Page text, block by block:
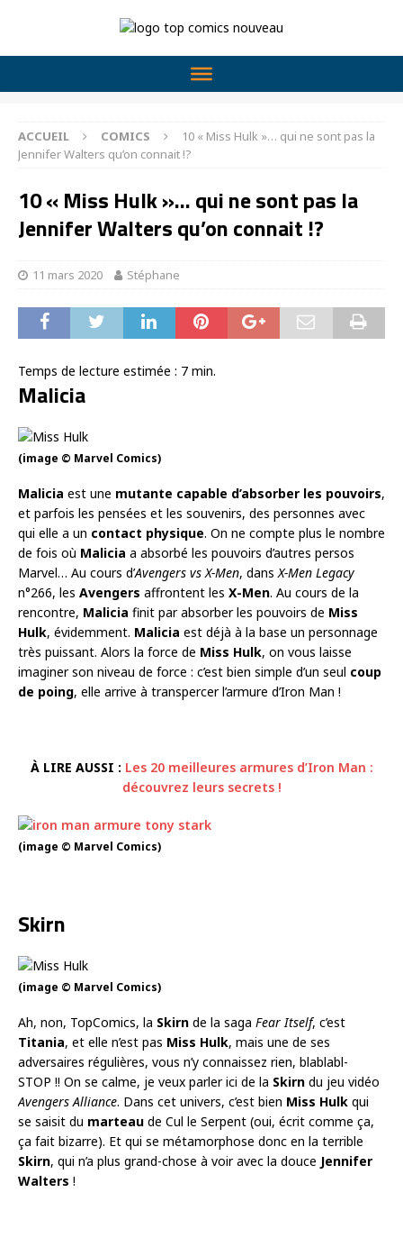
ACCUEIL COMICS
10 « Miss Hulk »… qui ne sont pas la
Jennifer Walters qu’on connait !?
10 « Miss Hulk »… qui ne sont pas la
Jennifer Walters qu’on connait !?
11 mars 2020 Stéphane
Temps de lecture estimée : 7 min.
Malicia
(image © Marvel Comics)
Malicia est une mutante capable d’absorber les pouvoirs,
et parfois les pensées et les souvenirs, des personnes avec
qui elle a un contact physique. On ne compte plus le nombre
de fois où Malicia a absorbé les pouvoirs d’autres persos
Marvel… Au cours d’Avengers vs X-Men, dansX-Men Legacy
n°266, les Avengers affrontent les X-Men. Au cours de la
rencontre, Malicia finit par absorber les pouvoirs de Miss
Hulk, évidemment. Malicia est déjà à la base un personnage
très puissant. Alors la force de Miss Hulk, on vous laisse
imaginer son niveau de force : c’est bien simple d’un seul coup
de poing, elle arrive à transpercer l’armure d’Iron Man !
À LIRE AUSSI : Les 20 meilleures armures d’Iron Man :
découvrez leurs secrets !
(image © Marvel Comics)
Skirn
(image © Marvel Comics)
Ah, non, TopComics, la Skirn de la saga Fear Itself, c’est
Titania, et elle n’est pas Miss Hulk, mais une de ses
adversaires régulières, vous n’y connaissez rien, blablabl-
STOP !! On se calme, je veux parler ici de la Skirn du jeu vidéo
Avengers Alliance. Dans cet univers, c’est bien Miss Hulk qui
se saisit du marteau de Cul le Serpent (oui, écrit comme ça,
ça fait bizarre). Et qui se métamorphose donc en la terrible
Skirn, qui n’a plus grand-chose à voir avec la douce Jennifer
Walters !